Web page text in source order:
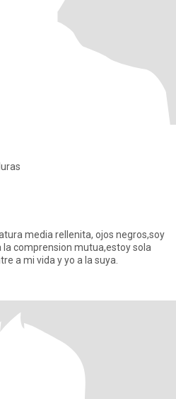
media rellenita, ojos negros,soy
comprension mutua,estoy sola
a mi vida y yo a la suya.